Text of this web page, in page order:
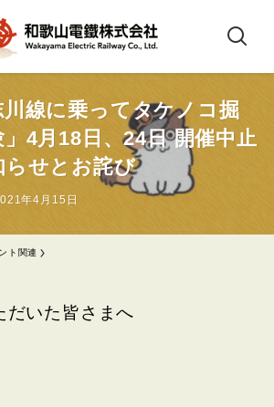
川線に乗ってタケノコ掘
」4月18日、24日 開催中止
らせとお詫び
年4月15日
ト関連
だいた皆さまへ